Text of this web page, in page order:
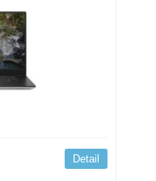
Detail